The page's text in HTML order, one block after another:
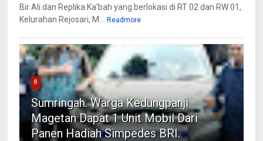
Bir Ali dan Replika Ka'bah yang berlokasi di RT 02 dan RW 01,
Kelurahan Rejosari, M...
Readmore
8
Sumringah. Warga Kedungpanji
Magetan Dapat 1 Unit Mobil Dari
Panen Hadiah Simpedes BRI.